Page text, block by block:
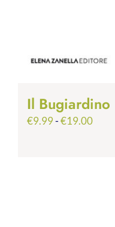
Il Bugiardino
€9.99-€19.00Fascia